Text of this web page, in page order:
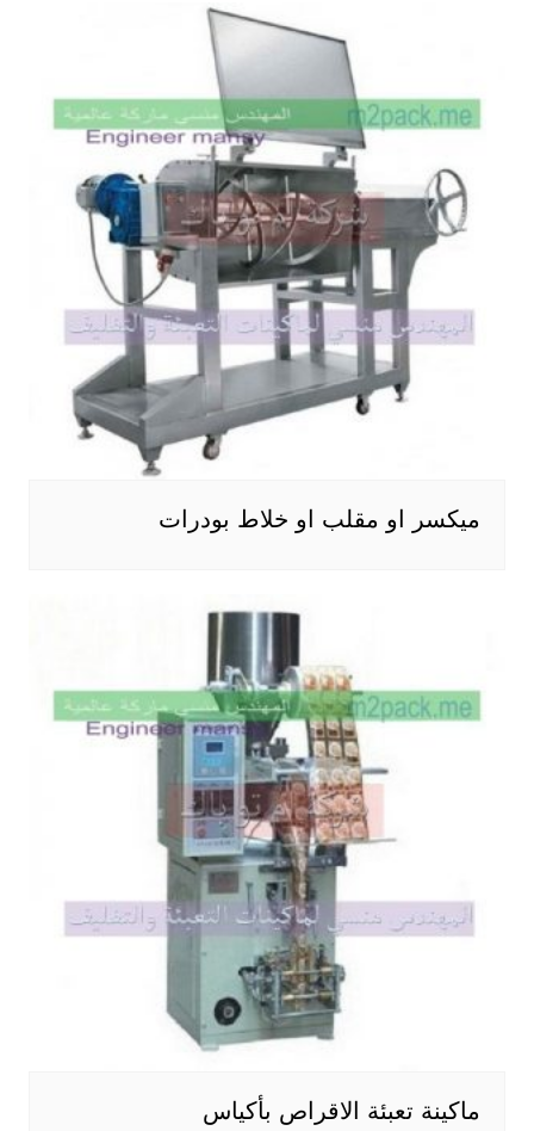
ميكسر او مقلب او خلاط بودرات
ماكينة تعبئة الاقراص بأكياس